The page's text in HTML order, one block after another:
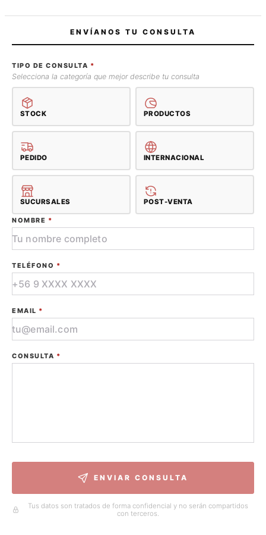
ENVÍANOS TU CONSULTA
TIPO DE CONSULTA *
Selecciona la categoría que mejor describe tu consulta
STOCK PRODUCTOS
PEDIDO INTERNACIONAL
SUCURSALES POST-VENTA
NOMBRE *
TELÉFONO *
EMAIL *
CONSULTA *
ENVIAR CONSULTA
Tus datos son tratados de forma confidencial y no serán compartidos
con terceros.